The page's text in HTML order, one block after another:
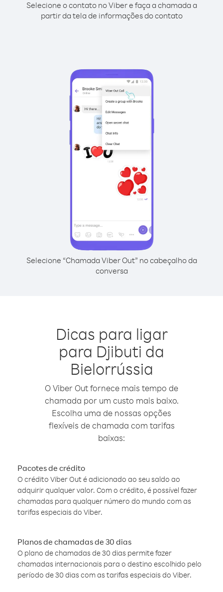
Selecione o contato no Viber e faça a chamada a
partir da tela de informações do contato
Selecione “Chamada Viber Out” no cabeçalho da
conversa
Dicas para ligar
para Djibuti da
Bielorrússia
O Viber Out fornece mais tempo de
chamada por um custo mais baixo.
Escolha uma de nossas opções
flexíveis de chamada com tarifas
baixas:
Pacotes de crédito
O crédito Viber Out é adicionado ao seu saldo ao
adquirir qualquer valor. Com o crédito, é possível fazer
chamadas para qualquer número do mundo com as
tarifas especiais do Viber.
Planos de chamadas de 30 dias
O plano de chamadas de 30 dias permite fazer
chamadas internacionais para o destino escolhido pelo
período de 30 dias com as tarifas especiais do Viber.